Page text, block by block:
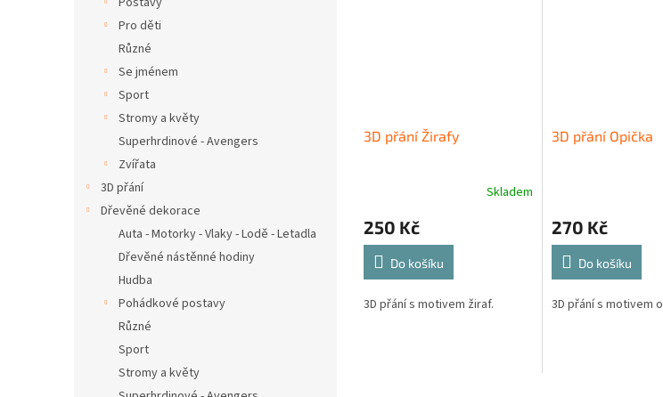
Pro děti
Různé
Se jménem
Sport
Stromy a květy
Superhrdinové - Avengers
Zvířata
3D přání
Dřevěné dekorace
Auta - Motorky - Vlaky - Lodě - Letadla
Dřevěné nástěnné hodiny
Hudba
Pohádkové postavy
Různé
Sport
Stromy a květy
3D přání Žirafy
Skladem
250 Kč
Do košíku
3D přání s motivem žiraf.
3D přání Opička
270 Kč
Do košíku
3D přání s motivem